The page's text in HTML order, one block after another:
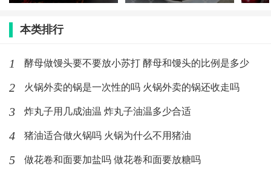
标签： 螃蟹 食物
最新文章
酵母做馒头要不要放小苏打 酵母和馒头
本类排行
1 酵母做馒头要不要放小苏打 酵母和馒头的比例是多少
2 火锅外卖的锅是一次性的吗 火锅外卖的锅还收走吗
3 炸丸子用几成油温 炸丸子油温多少合适
4 猪油适合做火锅吗 火锅为什么不用猪油
5 做花卷和面要加盐吗 做花卷和面要放糖吗